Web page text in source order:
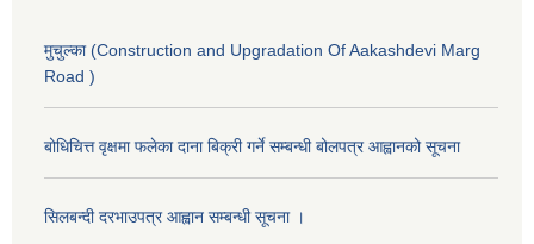
मुचुल्का (Construction and Upgradation Of Aakashdevi Marg
Road )
बोधिचित्त वृक्षमा फलेका दाना बिक्री गर्ने सम्बन्धी बोलपत्र आह्वानको सूचना
सिलबन्दी दरभाउपत्र आह्वान सम्बन्धी सूचना ।